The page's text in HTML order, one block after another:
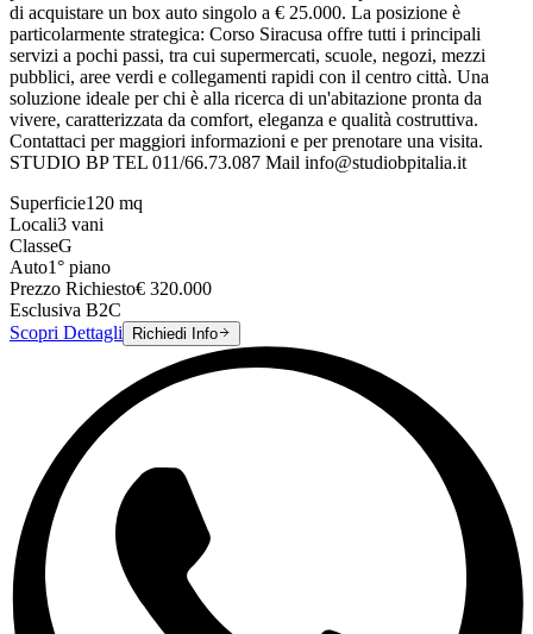
di acquistare un box auto singolo a € 25.000. La posizione è
particolarmente strategica: Corso Siracusa offre tutti i principali
servizi a pochi passi, tra cui supermercati, scuole, negozi, mezzi
pubblici, aree verdi e collegamenti rapidi con il centro città. Una
soluzione ideale per chi è alla ricerca di un'abitazione pronta da
vivere, caratterizzata da comfort, eleganza e qualità costruttiva.
Contattaci per maggiori informazioni e per prenotare una visita.
STUDIO BP TEL 011/66.73.087 Mail info@studiobpitalia.it
Superficie120 mq
Locali3 vani
ClasseG
Auto1° piano
Prezzo Richiesto€ 320.000
Esclusiva B2C
Scopri Dettagli
Richiedi Info